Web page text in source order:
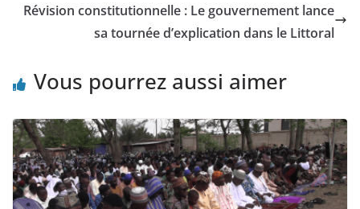
Révision constitutionnelle : Le gouvernement lance
sa tournée d’explication dans le Littoral
Vous pourrez aussi aimer